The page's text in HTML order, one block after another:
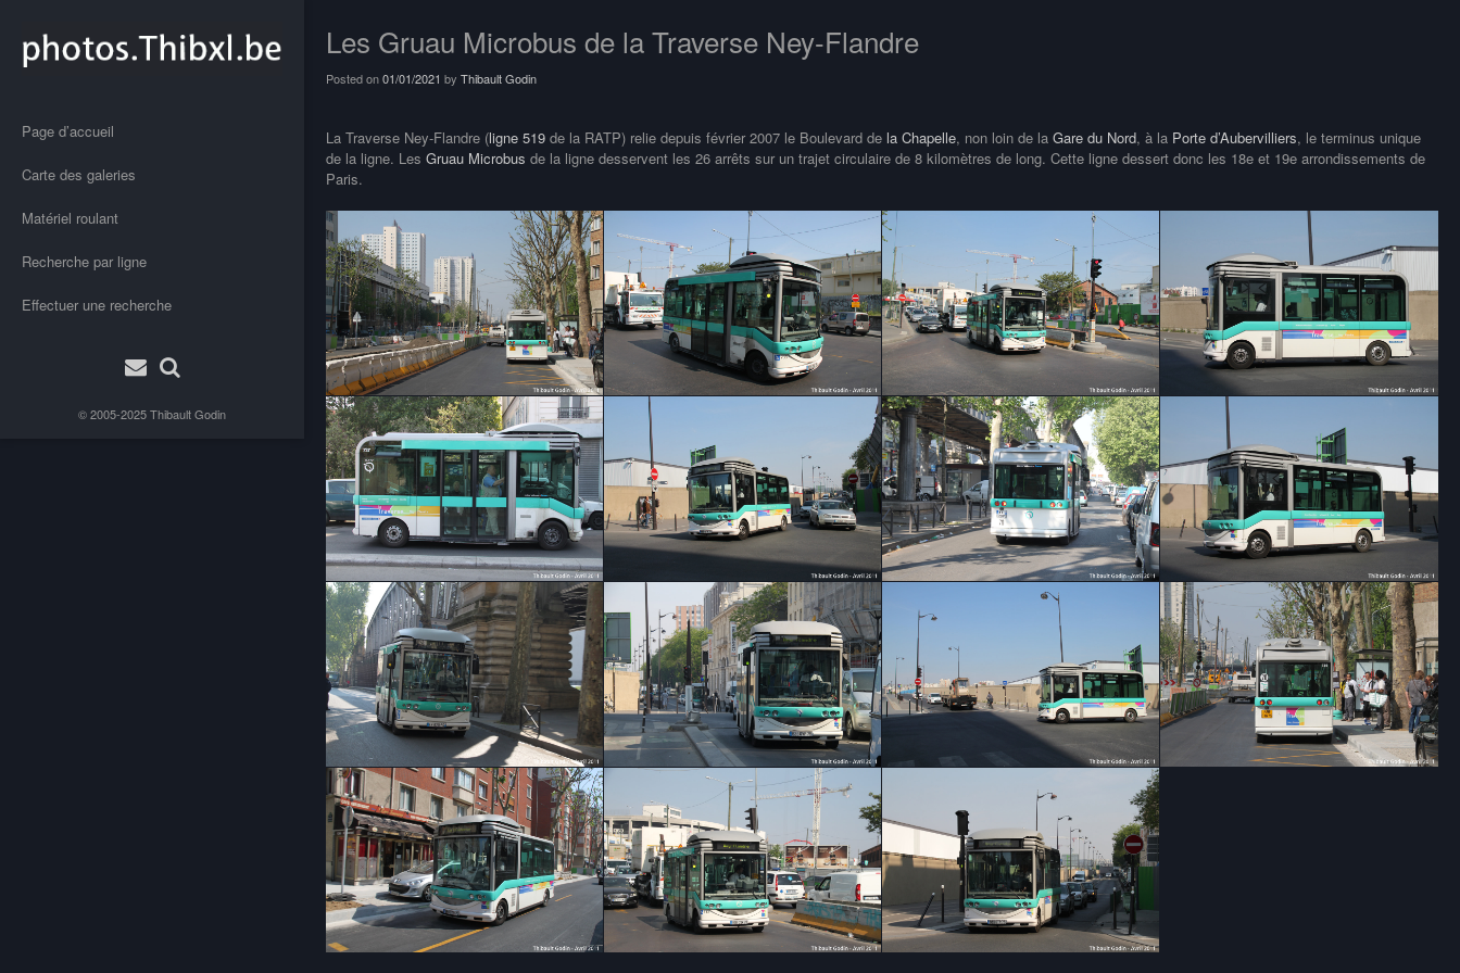
Page d’accueil
Carte des galeries
Matériel roulant
Recherche par ligne
Effectuer une recherche
© 2005-2025Thibault Godin
Les Gruau Microbus de la Traverse Ney-Flandre
Posted on01/01/2021 by Thibault Godin
La Traverse Ney-Flandre (ligne 519 de la RATP) relie depuis février 2007 le Boulevard de la Chapelle, non loin de la Gare du Nord, à la Porte d’Aubervilliers, le terminus unique
de la ligne. Les Gruau Microbus de la ligne desservent les 26 arrêts sur un trajet circulaire de 8 kilomètres de long. Cette ligne dessert donc les 18e et 19e arrondissements de
Paris.